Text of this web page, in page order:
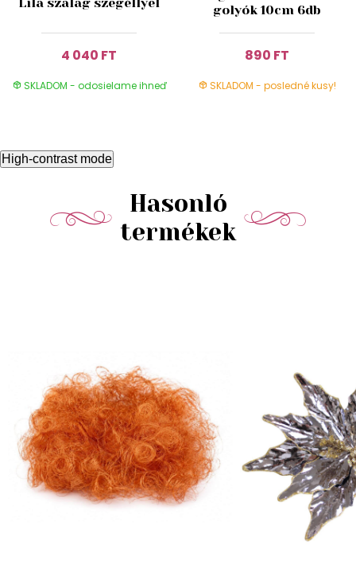
4 040 FT
SKLADOM - odosielame ihneď
golyók 10cm 6db
890 FT
SKLADOM - posledné kusy!
High-contrast mode
Hasonló
termékek